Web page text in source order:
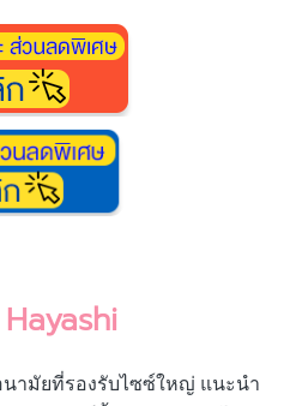
ามัยที่รองรับไซซ์ใหญ่ แนะนำ